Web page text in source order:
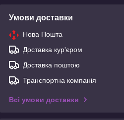
Умови доставки
Нова Пошта
Доставка кур'єром
Доставка поштою
Транспортна компанія
Всі умови доставки